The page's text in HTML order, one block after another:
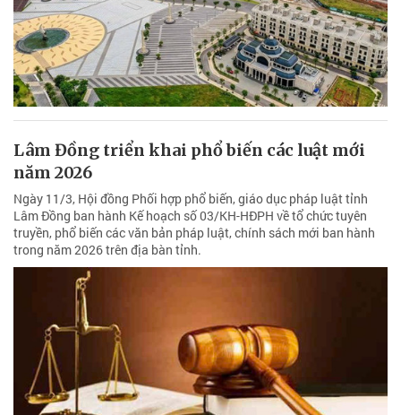
Lâm Đồng triển khai phổ biến các luật mới
năm 2026
Ngày 11/3, Hội đồng Phối hợp phổ biến, giáo dục pháp luật tỉnh
Lâm Đồng ban hành Kế hoạch số 03/KH-HĐPH về tổ chức tuyên
truyền, phổ biến các văn bản pháp luật, chính sách mới ban hành
trong năm 2026 trên địa bàn tỉnh.